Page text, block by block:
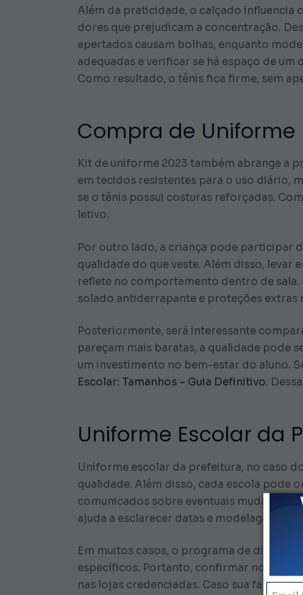
Além da praticidade, o calçado influencia
dores que prejudicam a concentração.
apertados causam bolhas, enquanto
adequadas e verificar se há espaço de
Como resultado, o tênis fica firme, sem
Compra de Uniforme
Kit de uniforme 2023 também abrange a
em tecidos resistentes para o uso diário,
se o tênis possui costuras reforçadas.
letivo.
Por outro lado, a criança pode participar
qualidade do que veste. Além disso, levar
reflete no comportamento dentro de sala.
solado antiderrapante e proteções extras
Posteriormente, será interessante
pareçam mais baratas, a qualidade pode
um investimento no bem-estar do aluno.
Escolar: Tamanhos – Guia Definitivo.
Uniforme Escolar da
Uniforme escolar da prefeitura, no caso
qualidade. Além disso, cada escola pode
comunicados sobre eventuais mudanças.
ajuda a esclarecer datas e modelagens
Em muitos casos, o programa de
específicos. Portanto, confirmar no app
nas lojas credenciadas. Caso sua família